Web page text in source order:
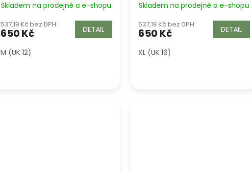
Skladem na prodejně a e-shopu
537,19 Kč bez DPH
650 Kč DETAIL
M (UK 12)
Skladem na prodejně a e-shopu
537,19 Kč bez DPH
650 Kč DETAIL
XL (UK 16)